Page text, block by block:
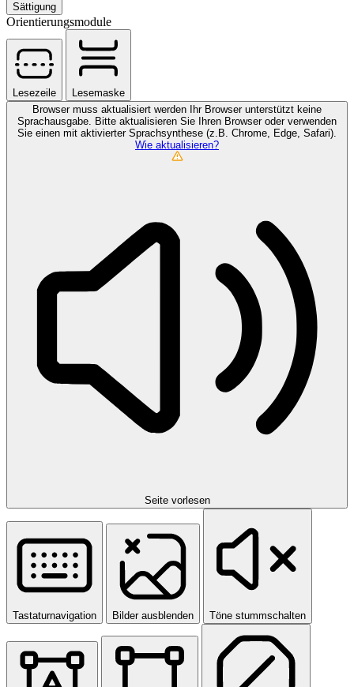
Sättigung
Orientierungsmodule
Lesezeile
Lesemaske
Browser muss aktualisiert werden
Ihr Browser unterstützt keine
Sprachausgabe. Bitte aktualisieren Sie Ihren Browser oder verwenden
Sie einen mit aktivierter Sprachsynthese (z.B. Chrome, Edge, Safari).
Wie aktualisieren?
Seite vorlesen
Tastaturnavigation Bilder ausblenden Töne stummschalten